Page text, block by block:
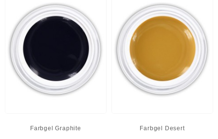
Farbgel Graphite Farbgel Desert